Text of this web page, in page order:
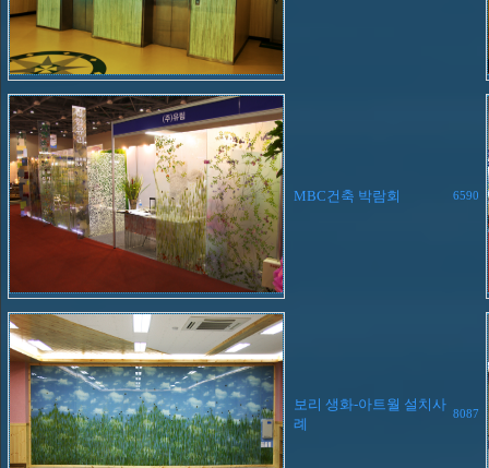
MBC건축 박람회 6590
보리 생화-아트월 설치사
례
8087